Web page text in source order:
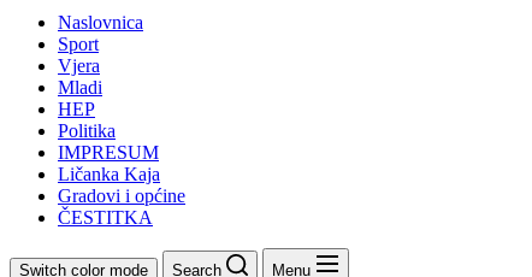
Naslovnica
Sport
Vjera
Mladi
HEP
Politika
IMPRESUM
Ličanka Kaja
Gradovi i općine
ČESTITKA
Switch color mode Search Menu